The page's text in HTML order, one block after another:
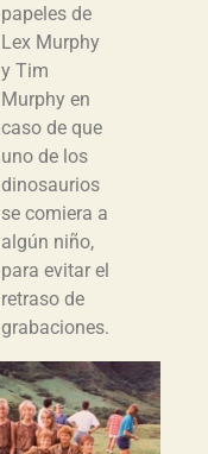
papeles de
Lex Murphy
y Tim
Murphy en
caso de que
uno de los
dinosaurios
se comiera a
algún niño,
para evitar el
retraso de
grabaciones.